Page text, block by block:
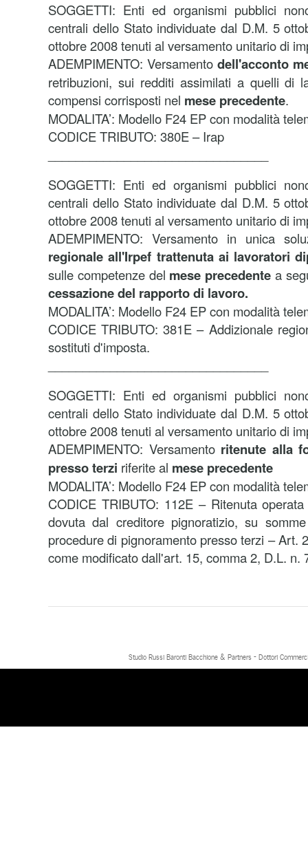
SOGGETTI: Enti ed organismi pubblici
centrali dello Stato individuate dal D.M. 5
ottobre 2008 tenuti al versamento unitario di
ADEMPIMENTO: Versamento dell'acconto
retribuzioni, sui redditi assimilati a quelli di
compensi corrisposti nel mese precedente.
MODALITA’: Modello F24 EP con modalità
CODICE TRIBUTO: 380E – Irap
SOGGETTI: Enti ed organismi pubblici
centrali dello Stato individuate dal D.M. 5
ottobre 2008 tenuti al versamento unitario di
ADEMPIMENTO: Versamento in unica
regionale all'Irpef trattenuta ai lavoratori
sulle competenze del mese precedente a
cessazione del rapporto di lavoro.
MODALITA’: Modello F24 EP con modalità
CODICE TRIBUTO: 381E – Addizionale
sostituti d'imposta.
SOGGETTI: Enti ed organismi pubblici
centrali dello Stato individuate dal D.M. 5
ottobre 2008 tenuti al versamento unitario di
ADEMPIMENTO: Versamento ritenute alla
presso terzi riferite al mese precedente
MODALITA’: Modello F24 EP con modalità
CODICE TRIBUTO: 112E – Ritenuta
dovuta dal creditore pignoratizio, su
procedure di pignoramento presso terzi – Art.
come modificato dall'art. 15, comma 2, D.L. n.
Studio Russi Baronti Bacchione & Partners - Dottori